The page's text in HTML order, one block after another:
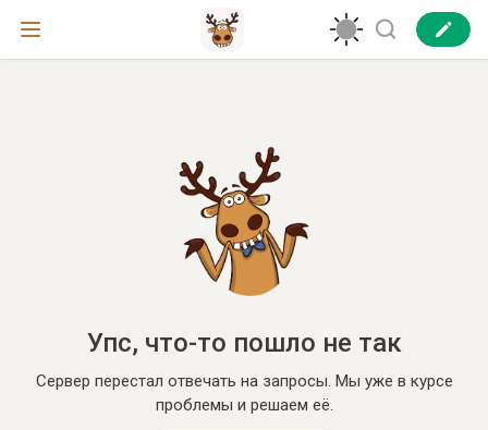
Упс, что-то пошло не так
Сервер перестал отвечать на запросы. Мы уже в курсе
проблемы и решаем её.